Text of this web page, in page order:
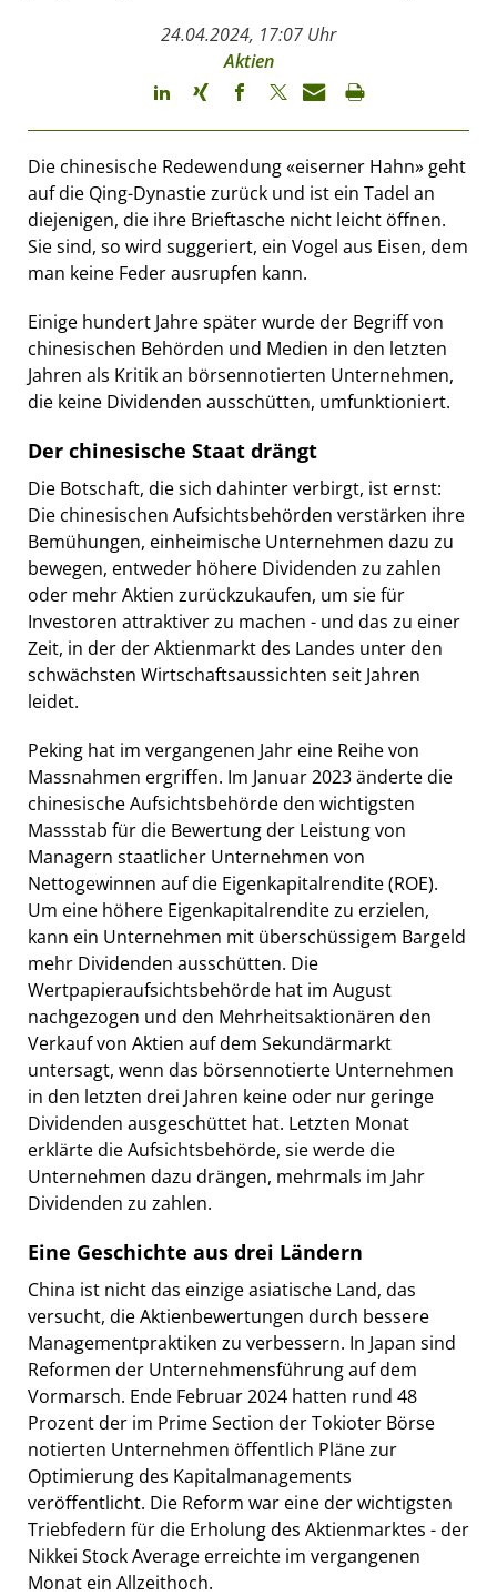
24.04.2024, 17:07 Uhr
Aktien
Die chinesische Redewendung «eiserner Hahn» geht
auf die Qing-Dynastie zurück und ist ein Tadel an
diejenigen, die ihre Brieftasche nicht leicht öffnen.
Sie sind, so wird suggeriert, ein Vogel aus Eisen, dem
man keine Feder ausrupfen kann.
Einige hundert Jahre später wurde der Begriff von
chinesischen Behörden und Medien in den letzten
Jahren als Kritik an börsennotierten Unternehmen,
die keine Dividenden ausschütten, umfunktioniert.
Der chinesische Staat drängt
Die Botschaft, die sich dahinter verbirgt, ist ernst:
Die chinesischen Aufsichtsbehörden verstärken ihre
Bemühungen, einheimische Unternehmen dazu zu
bewegen, entweder höhere Dividenden zu zahlen
oder mehr Aktien zurückzukaufen, um sie für
Investoren attraktiver zu machen - und das zu einer
Zeit, in der der Aktienmarkt des Landes unter den
schwächsten Wirtschaftsaussichten seit Jahren
leidet.
Peking hat im vergangenen Jahr eine Reihe von
Massnahmen ergriffen. Im Januar 2023 änderte die
chinesische Aufsichtsbehörde den wichtigsten
Massstab für die Bewertung der Leistung von
Managern staatlicher Unternehmen von
Nettogewinnen auf die Eigenkapitalrendite (ROE).
Um eine höhere Eigenkapitalrendite zu erzielen,
kann ein Unternehmen mit überschüssigem Bargeld
mehr Dividenden ausschütten. Die
Wertpapieraufsichtsbehörde hat im August
nachgezogen und den Mehrheitsaktionären den
Verkauf von Aktien auf dem Sekundärmarkt
untersagt, wenn das börsennotierte Unternehmen
in den letzten drei Jahren keine oder nur geringe
Dividenden ausgeschüttet hat. Letzten Monat
erklärte die Aufsichtsbehörde, sie werde die
Unternehmen dazu drängen, mehrmals im Jahr
Dividenden zu zahlen.
Eine Geschichte aus drei Ländern
China ist nicht das einzige asiatische Land, das
versucht, die Aktienbewertungen durch bessere
Managementpraktiken zu verbessern. In Japan sind
Reformen der Unternehmensführung auf dem
Vormarsch. Ende Februar 2024 hatten rund 48
Prozent der im Prime Section der Tokioter Börse
notierten Unternehmen öffentlich Pläne zur
Optimierung des Kapitalmanagements
veröffentlicht. Die Reform war eine der wichtigsten
Triebfedern für die Erholung des Aktienmarktes - der
Nikkei Stock Average erreichte im vergangenen
Monat ein Allzeithoch.